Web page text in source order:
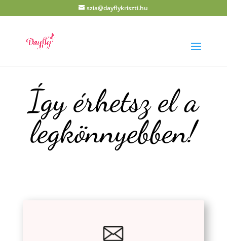
szia@dayflykriszti.hu
Így érhetsz el a
legkönnyebben!